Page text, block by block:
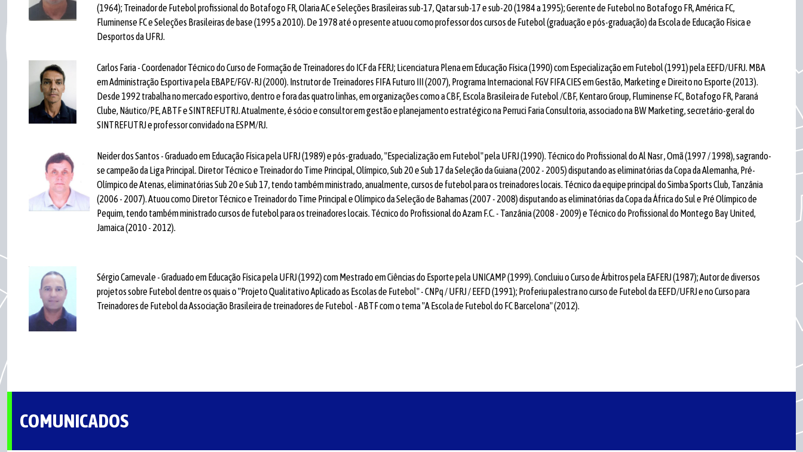
(1964); Treinador de Futebol profissional do Botafogo FR, Olaria AC e Seleções Brasileiras sub-17, Qatar sub-17 e sub-20 (1984 a 1995); Gerente de Futebol no Botafogo FR, América FC,
Fluminense FC e Seleções Brasileiras de base (1995 a 2010). De 1978 até o presente atuou como professor dos cursos de Futebol (graduação e pós-graduação) da Escola de Educação Física e
Desportos da UFRJ.
Carlos Faria - Coordenador Técnico do Curso de Formação de Treinadores do ICF da FERJ; Licenciatura Plena em Educação Física (1990) com Especialização em Futebol (1991) pela EEFD/UFRJ. MBA
em Administração Esportiva pela EBAPE/FGV-RJ (2000). Instrutor de Treinadores FIFA Futuro III (2007), Programa Internacional FGV FIFA CIES em Gestão, Marketing e Direito no Esporte (2013).
Desde 1992 trabalha no mercado esportivo, dentro e fora das quatro linhas, em organizações como a CBF, Escola Brasileira de Futebol /CBF, Kentaro Group, Fluminense FC, Botafogo FR, Paraná
Clube, Náutico/PE, ABTF e SINTREFUTRJ. Atualmente, é sócio e consultor em gestão e planejamento estratégico na Perruci Faria Consultoria, associado na BW Marketing, secretário-geral do
SINTREFUTRJ e professor convidado na ESPM/RJ.
Neider dos Santos - Graduado em Educação Física pela UFRJ (1989) e pós-graduado, "Especialização em Futebol" pela UFRJ (1990). Técnico do Profissional do Al Nasr , Omã (1997 / 1998), sagrando-
se campeão da Liga Principal. Diretor Técnico e Treinador do Time Principal, Olímpico, Sub 20 e Sub 17 da Seleção da Guiana (2002 - 2005) disputando as eliminatórias da Copa da Alemanha, Pré-
Olímpico de Atenas, eliminatórias Sub 20 e Sub 17, tendo também ministrado, anualmente, cursos de futebol para os treinadores locais. Técnico da equipe principal do Simba Sports Club, Tanzânia
(2006 - 2007). Atuou como Diretor Técnico e Treinador do Time Principal e Olímpico da Seleção de Bahamas (2007 - 2008) disputando as eliminatórias da Copa da África do Sul e Pré Olímpico de
Pequim, tendo também ministrado cursos de futebol para os treinadores locais. Técnico do Profissional do Azam F.C. - Tanzânia (2008 - 2009) e Técnico do Profissional do Montego Bay United,
Jamaica (2010 - 2012).
Sérgio Carnevale - Graduado em Educação Física pela UFRJ (1992) com Mestrado em Ciências do Esporte pela UNICAMP (1999). Concluiu o Curso de Árbitros pela EAFERJ (1987); Autor de diversos
projetos sobre Futebol dentre os quais o "Projeto Qualitativo Aplicado as Escolas de Futebol" - CNPq / UFRJ / EEFD (1991); Proferiu palestra no curso de Futebol da EEFD/UFRJ e no Curso para
Treinadores de Futebol da Associação Brasileira de treinadores de Futebol - ABTF com o tema "A Escola de Futebol do FC Barcelona" (2012).
COMUNICADOS